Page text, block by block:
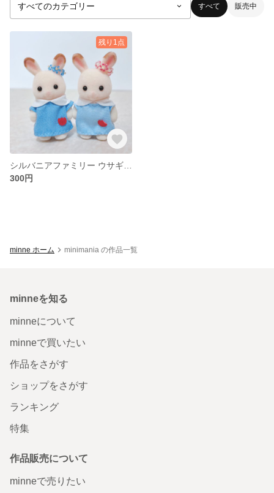
すべて 販売中
残り1点
300円
minne ホーム minimania の作品一覧
minneを知る
minneについて
minneで買いたい
作品をさがす
ショップをさがす
ランキング
特集
作品販売について
minneで売りたい